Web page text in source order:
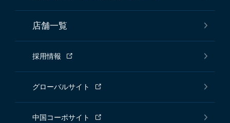
店舗一覧
採用情報
グローバルサイト
中国コーポサイト